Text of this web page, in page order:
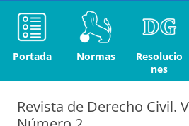
Portada Normas
Resolucio
nes
Revista de Derecho Civil.